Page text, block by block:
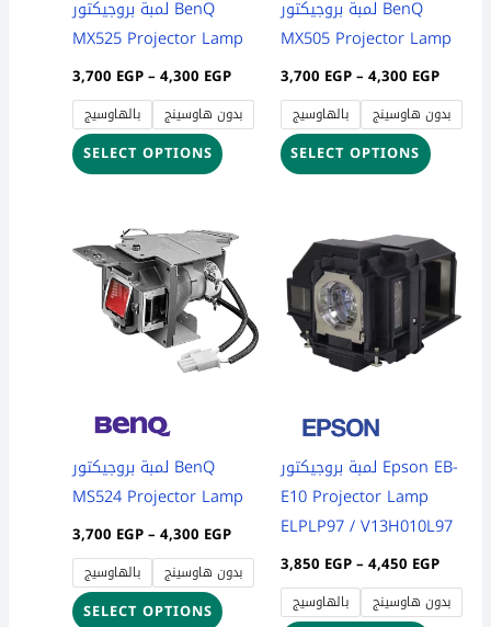
لمبة بروجيكتور BenQ
MX525 Projector Lamp
3,700 EGP– 4,300 EGP
بالهاوسيج بدون هاوسينج
SELECT OPTIONS
chosen
the
product
page
لمبة بروجيكتور BenQ
MX505 Projector Lamp
3,700 EGP– 4,300 EGP
بالهاوسيج بدون هاوسينج
SELECT OPTIONS
chosen
the
product
page
لمبة بروجيكتور BenQ
MS524 Projector Lamp
3,700 EGP– 4,300 EGP
range:
3,700 EGP
through
4,300 EGP
بالهاوسيج بدون هاوسينج
SELECT OPTIONS
product
has
multiple
variants.
The
chosen
on
the
product
page
لمبة بروجيكتور Epson EB-
E10 Projector Lamp
ELPLP97 / V13H010L97
3,850 EGP– 4,450 EGP
range:
3,850
4,450
بالهاوسيج بدون هاوسينج
product
has
multiple
be
on
product
page